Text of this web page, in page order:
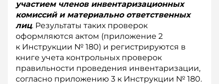
участием членов инвентаризационных
комиссий и материально ответственных
лиц. Результаты таких проверок
оформляются актом (приложение 2
к Инструкции № 180) и регистрируются в
книге учета контрольных проверок
правильности проведения инвентаризации,
согласно приложению 3 к Инструкции № 180.